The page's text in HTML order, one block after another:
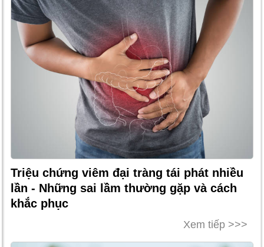
Triệu chứng viêm đại tràng tái phát nhiều
lần - Những sai lầm thường gặp và cách
khắc phục
Xem tiếp >>>